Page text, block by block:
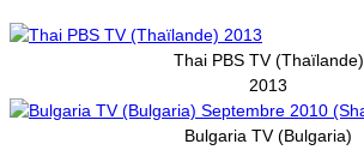
Thai PBS TV (Thaïlande)
2013
Bulgaria TV (Bulgaria)